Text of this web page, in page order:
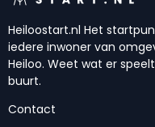
Heiloostart.nl Het
iedere inwoner van
Heiloo. Weet wat er
buurt.
Contact